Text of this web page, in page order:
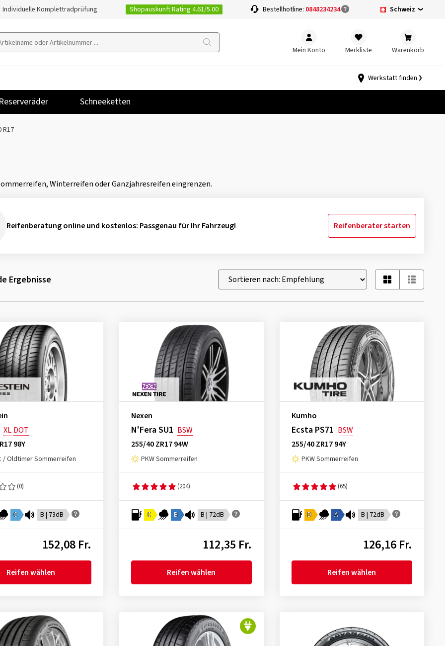
Individuelle Komplettradprüfung Shopauskunft Rating 4.61/5.00 Bestellhotline: 0848234234 Schweiz
Mein Konto Merkliste Warenkorb
Reserveräder Schneeketten
Werkstatt finden
R17
Winterreifen oder Ganzjahresreifen eingrenzen.
Reifenberatung online und kostenlos: Passgenau für Ihr Fahrzeug! Reifenberater starten
Ergebnisse
XL DOT
98Y
/ Oldtimer Sommerreifen
(0)
C B | 73dB
152,08 Fr.
Reifen wählen
Nexen
N'Fera SU1 BSW
255/40 ZR17 94W
PKW Sommerreifen
(204)
C B B | 72dB
112,35 Fr.
Reifen wählen
Kumho
Ecsta PS71 BSW
255/40 ZR17 94Y
PKW Sommerreifen
(65)
D A B | 72dB
126,16 Fr.
Reifen wählen